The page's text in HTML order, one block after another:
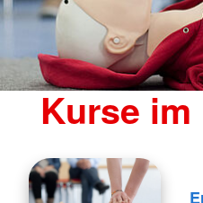
Kurse